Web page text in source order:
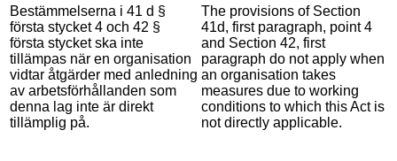
Bestämmelserna i 41 d §
första stycket 4 och 42 §
första stycket ska inte
tillämpas när en organisation
vidtar åtgärder med anledning
av arbetsförhållanden som
denna lag inte är direkt
tillämplig på.
The provisions of Section
41d, first paragraph, point 4
and Section 42, first
paragraph do not apply when
an organisation takes
measures due to working
conditions to which this Act is
not directly applicable.